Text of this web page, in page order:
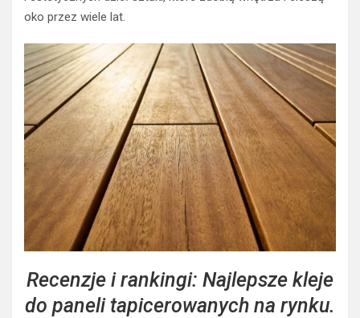
oko przez wiele lat.
Recenzje i rankingi: Najlepsze kleje
do paneli tapicerowanych na rynku.